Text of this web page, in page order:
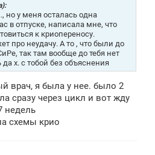
но у меня осталась одна
в отпуске, написала мне, что
к криопереносу.
про неудачу. А то , что были до
так там вообще до тебя нет
х. с тобой без объяснения
врач, я была у нее. было 2
сразу через цикл и вот жду
недель
схемы крио